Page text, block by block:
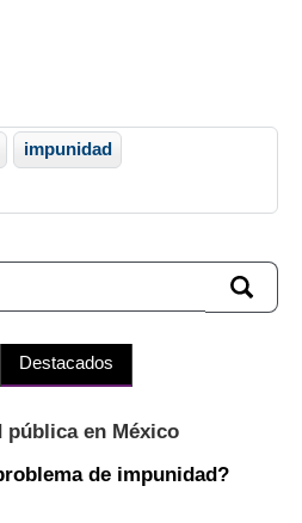
impunidad
Destacados
pública en México
de impunidad?